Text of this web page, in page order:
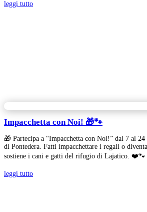
leggi tutto
Impacchetta con Noi! 🎁🐾
🎁 Partecipa a “Impacchetta con Noi!” dal 7 al
di Pontedera. Fatti impacchettare i regali o
sostiene i cani e gatti del rifugio di Lajatico. ❤️🐾
leggi tutto